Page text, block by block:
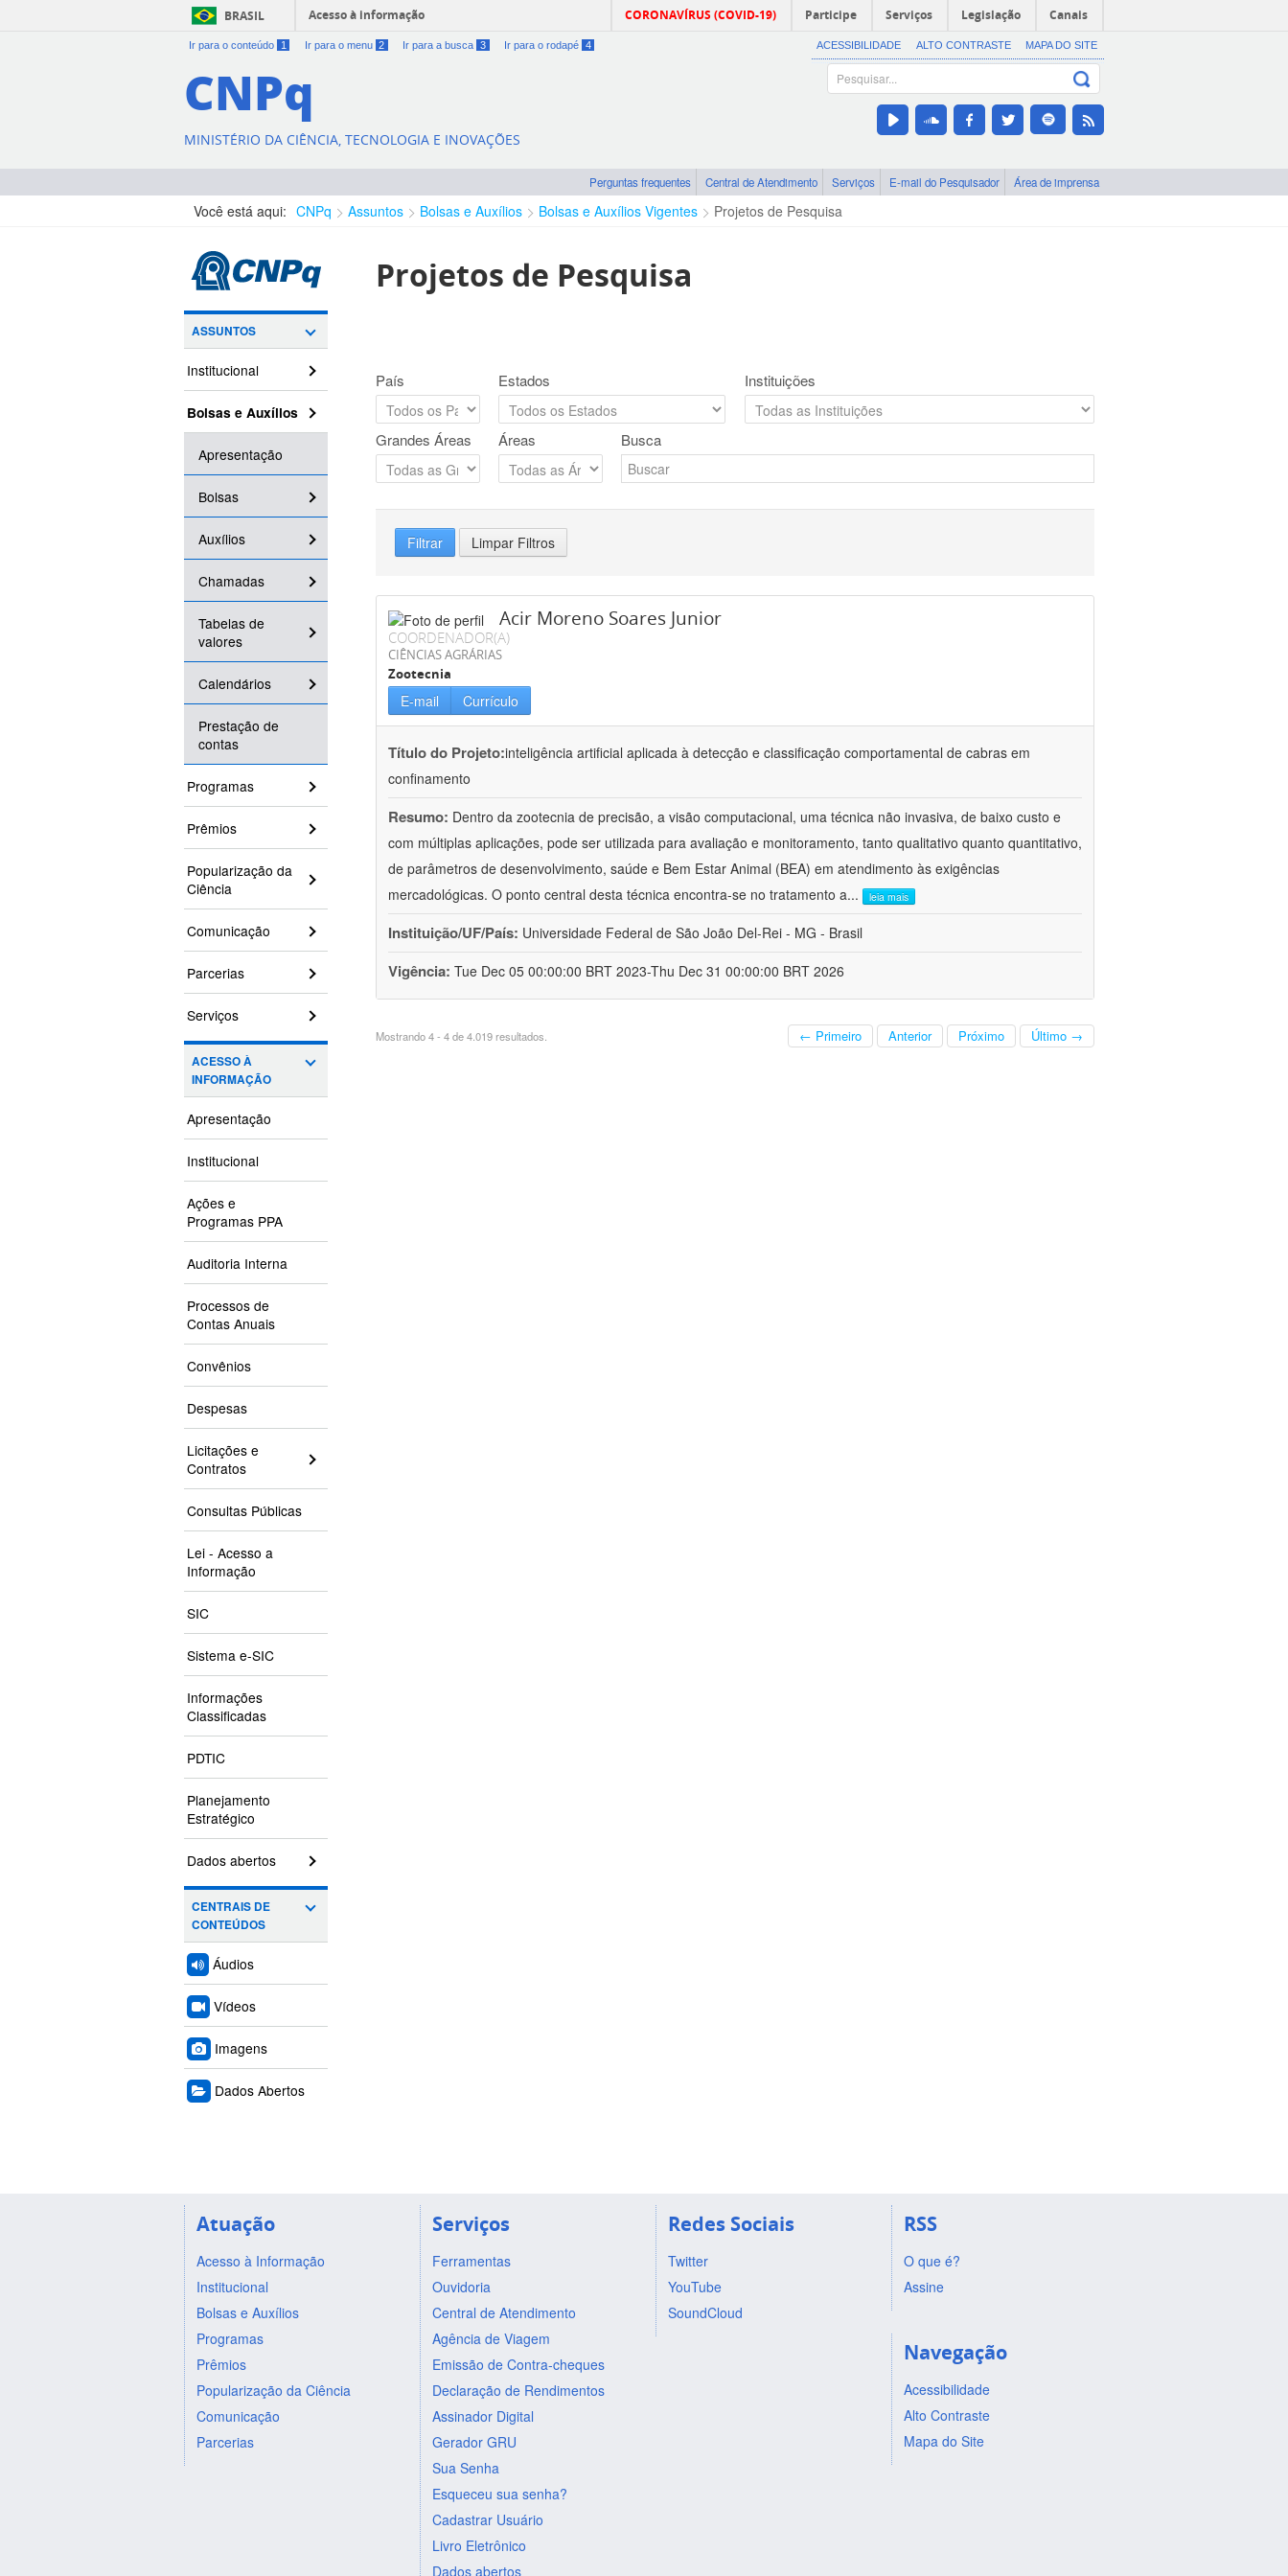
BRASIL Acesso à informação CORONAVÍRUS (COVID-19) Participe Serviços Legislação Canais
Ir para o conteúdo 1 Ir para o menu 2 Ir para a busca 3 Ir para o rodapé 4 ACESSIBILIDADE ALTO CONTRASTE MAPA DO SITE
CNPq
MINISTÉRIO DA CIÊNCIA, TECNOLOGIA E INOVAÇÕES
Perguntas frequentes Central de Atendimento Serviços E-mail do Pesquisador Área de imprensa
Você está aqui: CNPq Assuntos Bolsas e Auxílios Bolsas e Auxílios Vigentes Projetos de Pesquisa
ASSUNTOS
Institucional
Bolsas e Auxílios
Apresentação
Bolsas
Auxílios
Chamadas
Tabelas de
valores
Calendários
Prestação de
contas
Programas
Prêmios
Popularização da
Ciência
Comunicação
Parcerias
Serviços
ACESSO À
INFORMAÇÃO
Apresentação
Institucional
Ações e
Programas PPA
Auditoria Interna
Processos de
Contas Anuais
Convênios
Despesas
Licitações e
Contratos
Consultas Públicas
Lei - Acesso a
Informação
SIC
Sistema e-SIC
Informações
Classificadas
PDTIC
Planejamento
Estratégico
Dados abertos
CENTRAIS DE
CONTEÚDOS
Áudios
Vídeos
Imagens
Dados Abertos
Projetos de Pesquisa
País Estados Instituições
Grandes Áreas Áreas Busca
Filtrar Limpar Filtros
Acir Moreno Soares Junior
COORDENADOR(A)
CIÊNCIAS AGRÁRIAS
Zootecnia
E-mail Currículo
Título do Projeto:inteligência artificial aplicada à detecção e classificação comportamental de cabras em
confinamento
Resumo: Dentro da zootecnia de precisão, a visão computacional, uma técnica não invasiva, de baixo custo e
com múltiplas aplicações, pode ser utilizada para avaliação e monitoramento, tanto qualitativo quanto quantitativo,
de parâmetros de desenvolvimento, saúde e Bem Estar Animal (BEA) em atendimento às exigências
mercadológicas. O ponto central desta técnica encontra-se no tratamento a... leia mais
Instituição/UF/País: Universidade Federal de São João Del-Rei - MG - Brasil
Vigência: Tue Dec 05 00:00:00 BRT 2023-Thu Dec 31 00:00:00 BRT 2026
Mostrando 4 - 4 de 4.019 resultados. ← Primeiro Anterior Próximo Último →
Atuação
Acesso à Informação
Institucional
Bolsas e Auxílios
Programas
Prêmios
Popularização da Ciência
Comunicação
Parcerias
Serviços
Ferramentas
Ouvidoria
Central de Atendimento
Agência de Viagem
Emissão de Contra-cheques
Declaração de Rendimentos
Assinador Digital
Gerador GRU
Sua Senha
Esqueceu sua senha?
Cadastrar Usuário
Livro Eletrônico
Dados abertos
Redes Sociais
Twitter
YouTube
SoundCloud
RSS
O que é?
Assine
Navegação
Acessibilidade
Alto Contraste
Mapa do Site